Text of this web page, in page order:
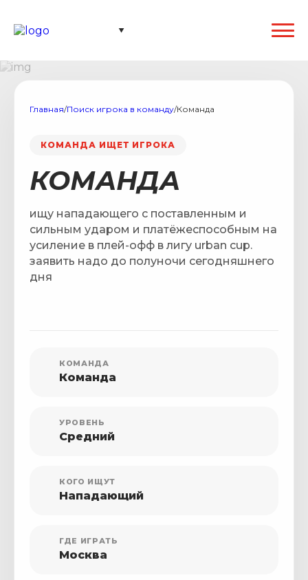
Главная/Поиск игрока в команду/Команда
КОМАНДА ИЩЕТ ИГРОКА
КОМАНДА
ищу нападающего с поставленным и
сильным ударом и платёжеспособным на
усиление в плей-офф в лигу urban cup.
заявить надо до полуночи сегодняшнего
дня
КОМАНДА
Команда
УРОВЕНЬ
Средний
КОГО ИЩУТ
Нападающий
ГДЕ ИГРАТЬ
Москва